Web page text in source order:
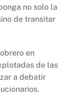
no solo la
de transitar
en
de las
a debatir